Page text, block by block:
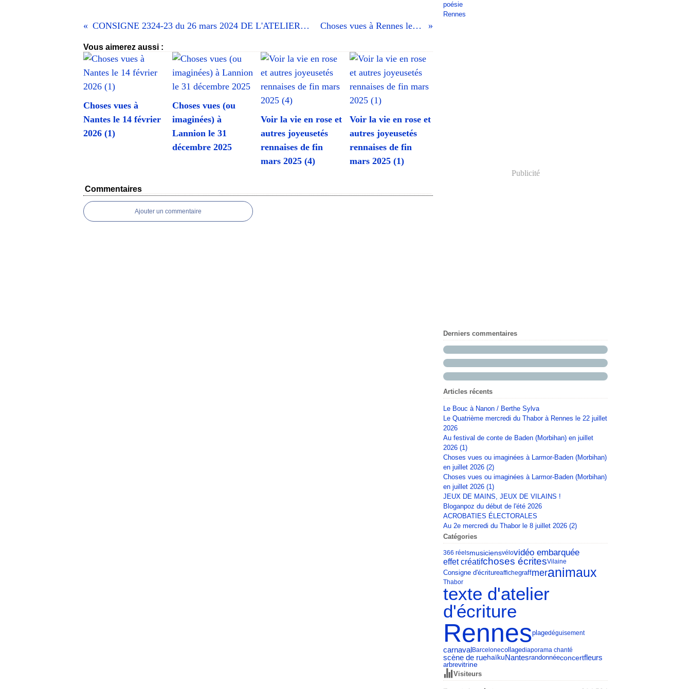
CONSIGNE 2324-23 du 26 mars 2024 DE L'ATELIER D'ÉCRITURE DE VILLEJEAN Choses vues à Rennes le 16 mars 2024 (2)
Vous aimerez aussi :
Choses vues à
Nantes le 14 février
2026 (1)
Choses vues (ou
imaginées) à
Lannion le 31
décembre 2025
Voir la vie en rose et
autres joyeusetés
rennaises de fin
mars 2025 (4)
Voir la vie en rose et
autres joyeusetés
rennaises de fin
mars 2025 (1)
Commentaires
Ajouter un commentaire
poésie
Rennes
Publicité
Derniers commentaires
Articles récents
Le Bouc à Nanon / Berthe Sylva
Le Quatrième mercredi du Thabor à Rennes le 22 juillet
2026
Au festival de conte de Baden (Morbihan) en juillet
2026 (1)
Choses vues ou imaginées à Larmor-Baden (Morbihan)
en juillet 2026 (2)
Choses vues ou imaginées à Larmor-Baden (Morbihan)
en juillet 2026 (1)
JEUX DE MAINS, JEUX DE VILAINS !
Bloganpoz du début de l'été 2026
ACROBATIES ÉLECTORALES
Au 2e mercredi du Thabor le 8 juillet 2026 (2)
Catégories
366 réelsmusiciensvélovidéo embarquée
effet créatifchoses écritesVilaine
Consigne d'écritureaffichegraffmeranimaux
Thabor
texte d'atelier
d'écriture
Rennesplagedéguisement
carnavalBarcelonecollagediaporama chanté
scène de ruehaïkuNantesrandonnéeconcertfleurs
arbrevitrine
Visiteurs